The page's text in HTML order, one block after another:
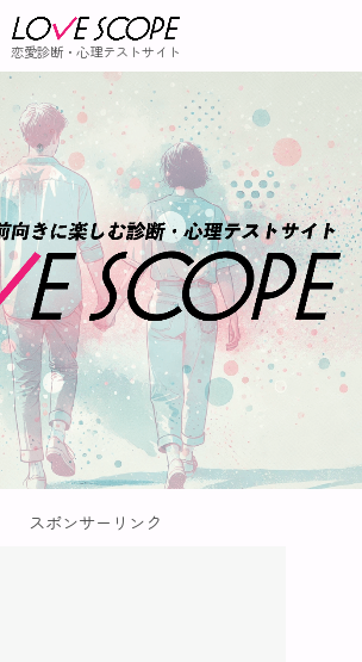
恋愛診断・心理テストサイト
スポンサーリンク